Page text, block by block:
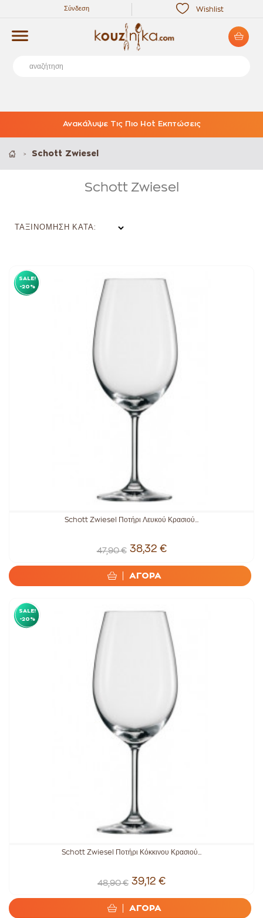
Wishlist
Σύνδεση
Ανακάλυψε Τις Πιο Hot Εκπτώσεις
> Schott Zwiesel
Schott Zwiesel
ΤΑΞΙΝΌΜΗΣΗ ΚΑΤΆ:
SALE!
-20%
Schott Zwiesel Ποτήρι Λευκού Κρασιού...
47,90 € 38,32 €
ΑΓΟΡΑ
SALE!
-20%
Schott Zwiesel Ποτήρι Κόκκινου Κρασιού...
48,90 € 39,12 €
ΑΓΟΡΑ